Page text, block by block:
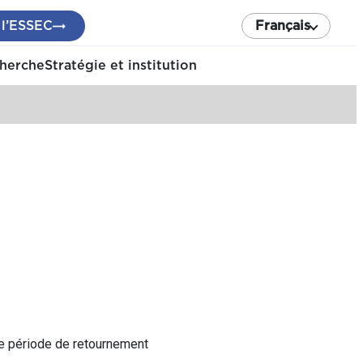
Français
Stratégie et institution
période de retournement